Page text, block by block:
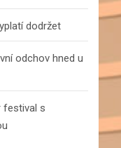
dodržet
odchov hned u
festival s